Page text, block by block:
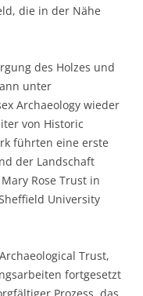
die in der Nähe
des Holzes und
unter
Archaeology wieder
von Historic
führten eine erste
der Landschaft
Rose Trust in
University
Trust,
fortgesetzt